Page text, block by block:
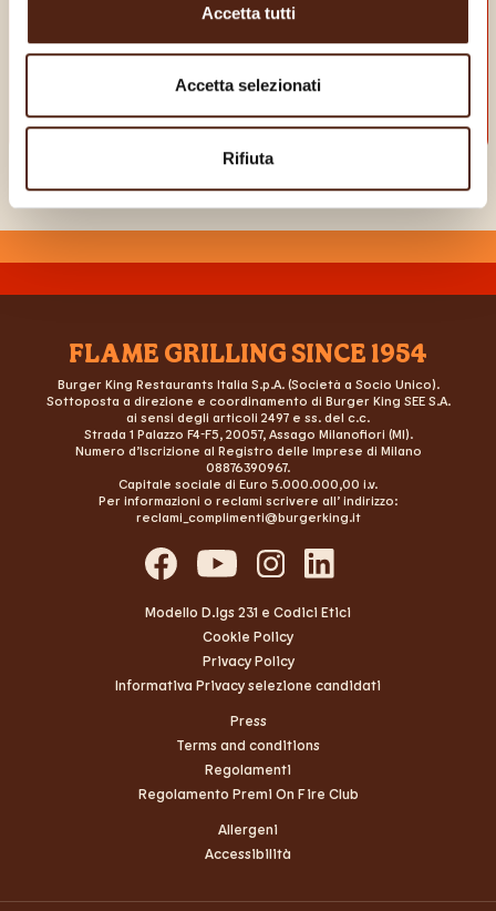
Accetta tutti
Accetta selezionati
Rifiuta
FLAME GRILLING SINCE 1954
Burger King Restaurants Italia S.p.A. (Società a Socio Unico).
Sottoposta a direzione e coordinamento di Burger King SEE S.A.
ai sensi degli articoli 2497 e ss. del c.c.
Strada 1 Palazzo F4-F5, 20057, Assago Milanofiori (MI).
Numero d’Iscrizione al Registro delle Imprese di Milano
08876390967.
Capitale sociale di Euro 5.000.000,00 i.v.
Per informazioni o reclami scrivere all’ indirizzo:
reclami_complimenti@burgerking.it
Modello D.lgs 231 e Codici Etici
Cookie Policy
Privacy Policy
Informativa Privacy selezione candidati
Press
Terms and conditions
Regolamenti
Regolamento Premi On Fire Club
Allergeni
Accessibilità